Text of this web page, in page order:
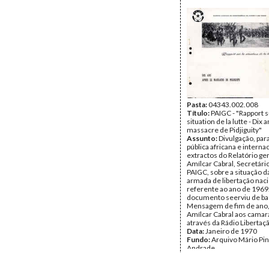
Página(s):
Pasta:04343.002.008
Título:PAIGC - "Rapport
situation de la lutte - Dix
massacre de Pidjiguity"
Assunto:Divulgação,
pública africana e
extractos do Relatório
Amílcar Cabral,
PAIGC, sobre a situação
armada de libertação
referente ao ano de
documento seerviu de
Mensagem de fim de
Amílcar Cabral aos
através da Rádio
Data:Janeiro de 1970
Fundo:Arquivo Mário
Andrade